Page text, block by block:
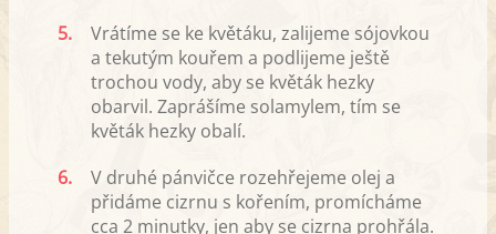
5.
Vrátíme se ke květáku, zalijeme sójovkou
a tekutým kouřem a podlijeme ještě
trochou vody, aby se květák hezky
obarvil. Zaprášíme solamylem, tím se
květák hezky obalí.
6.
V druhé pánvičce rozehřejeme olej a
přidáme cizrnu s kořením, promícháme
cca 2 minutky, jen aby se cizrna prohřála.